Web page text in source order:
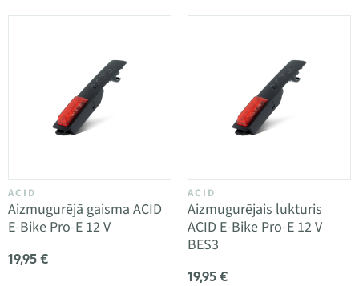
ACID
Aizmugurējā gaisma ACID
E-Bike Pro-E 12 V
19,95 €
ACID
Aizmugurējais lukturis
ACID E-Bike Pro-E 12 V
BES3
19,95 €